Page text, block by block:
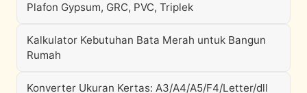
Plafon Gypsum, GRC, PVC, Triplek
Kalkulator Kebutuhan Bata Merah untuk Bangun
Rumah
Konverter Ukuran Kertas: A3/A4/A5/F4/Letter/dll